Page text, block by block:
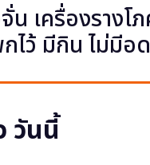
น เครื่องรางโ
ไว้ มีกิน ไม่มีอด
วันนี้